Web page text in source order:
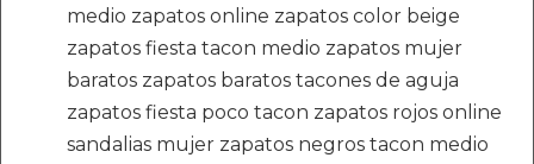
medio zapatos online zapatos color beige
zapatos fiesta tacon medio zapatos mujer
baratos zapatos baratos tacones de aguja
zapatos fiesta poco tacon zapatos rojos online
sandalias mujer zapatos negros tacon medio